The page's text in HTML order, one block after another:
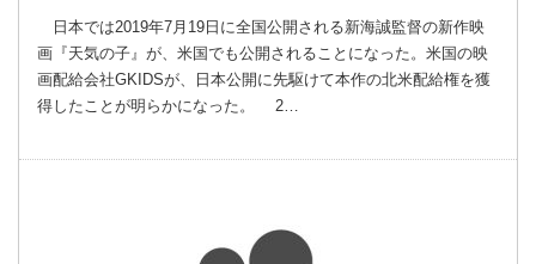
日本では2019年7月19日に全国公開される新海誠監督の新作映
画『天気の子』が、米国でも公開されることになった。米国の映
画配給会社GKIDSが、日本公開に先駆けて本作の北米配給権を獲
得したことが明らかになった。 2…